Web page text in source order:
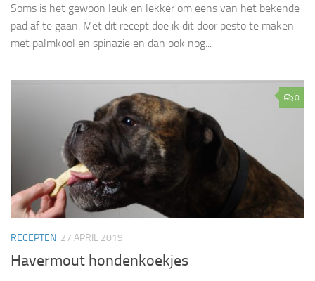
Soms is het gewoon leuk en lekker om eens van het bekende
pad af te gaan. Met dit recept doe ik dit door pesto te maken
met palmkool en spinazie en dan ook nog...
0
RECEPTEN 27 APRIL 2019
Havermout hondenkoekjes